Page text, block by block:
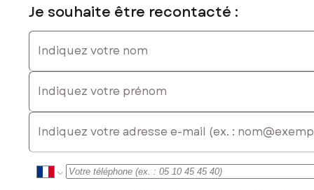
Je souhaite être recontacté :
Indiquez votre nom
Indiquez votre prénom
E-mail